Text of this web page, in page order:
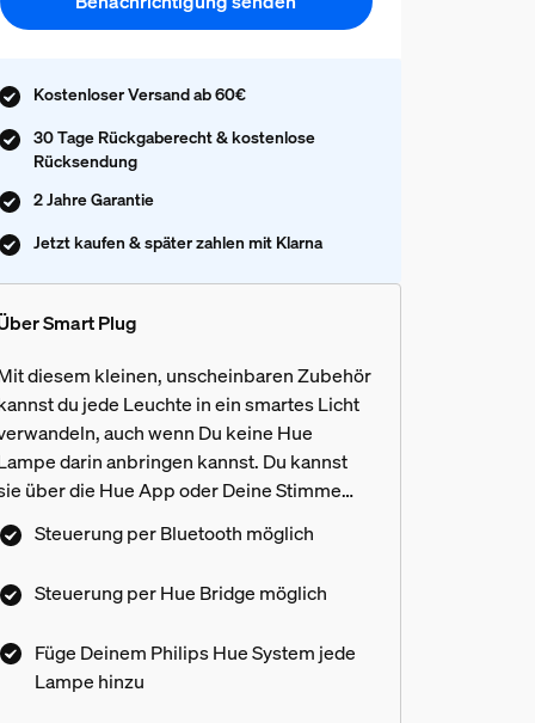
Kostenloser Versand ab 60€
30 Tage Rückgaberecht & kostenlose
Rücksendung
2 Jahre Garantie
Jetzt kaufen & später zahlen mit Klarna
Smart Plug
diesem kleinen, unscheinbaren Zubehör
du jede Leuchte in ein smartes Licht
auch wenn Du keine Hue
darin anbringen kannst. Du kannst
über die Hue App oder Deine Stimme
steuern. Nutze das Licht sofort per Bluetooth
oder verbinde die Lampen mit der Hue
Steuerung per Bluetooth möglich
Steuerung per Hue Bridge möglich
Füge Deinem Philips Hue System jede
Lampe hinzu